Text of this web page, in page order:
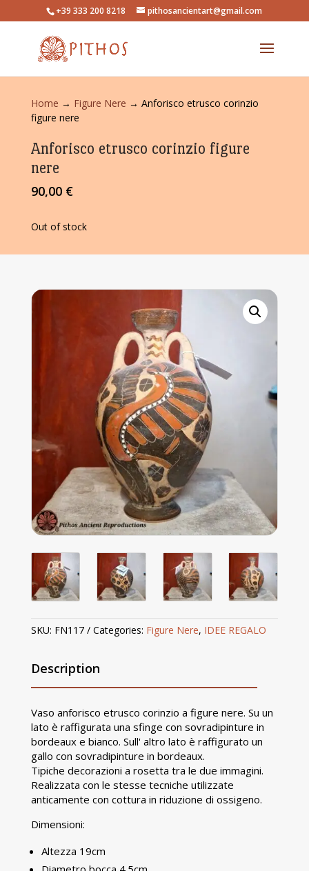
+39 333 200 8218 pithosancientart@gmail.com
Home → Figure Nere → Anforisco etrusco corinzio
figure nere
Anforisco etrusco corinzio figure
nere
90,00 €
Out of stock
Description
Vaso anforisco etrusco corinzio a figure nere. Su un
lato è raffigurata una sfinge con sovradipinture in
bordeaux e bianco. Sull' altro lato è raffigurato un
gallo con sovradipinture in bordeaux.
Tipiche decorazioni a rosetta tra le due immagini.
Realizzata con le stesse tecniche utilizzate
anticamente con cottura in riduzione di ossigeno.
Dimensioni:
Altezza 19cm
SKU: FN117 Categories: Figure Nere, IDEE REGALO